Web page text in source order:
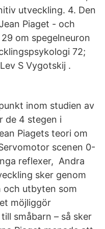
utveckling. 4. Den
Piaget - och
om spegelneuron
72;
S Vygotskij .
inom studien av
de 4 stegen i
Piagets teori om
scenen 0-
reflexer, Andra
sker genom
och utbyten som
möjliggör
småbarn – så sker